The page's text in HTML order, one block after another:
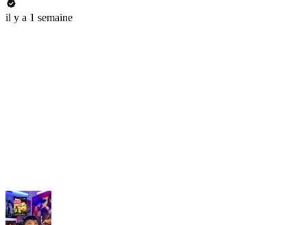
il y a 1 semaine